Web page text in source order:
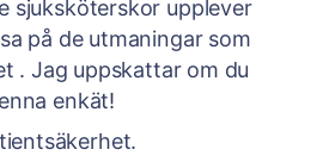
sjuksköterskor upplever
på de utmaningar som
. Jag uppskattar om du
enkät!